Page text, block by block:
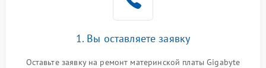
1. Вы оставляете заявку
Оставьте заявку на ремонт материнской платы Gigabyte